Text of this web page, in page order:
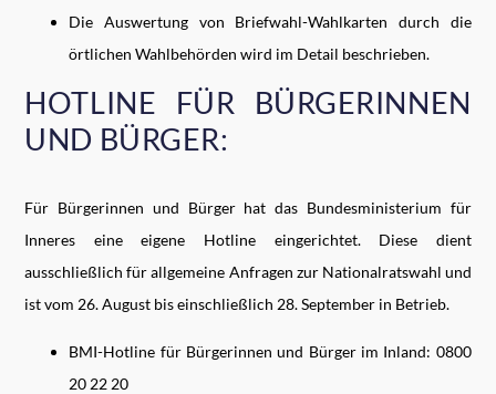
Die Auswertung von Briefwahl-Wahlkarten durch die
örtlichen Wahlbehörden wird im Detail beschrieben.
HOTLINE FÜR BÜRGERINNEN
UND BÜRGER:
Für Bürgerinnen und Bürger hat das Bundesministerium für
Inneres eine eigene Hotline eingerichtet. Diese dient
ausschließlich für allgemeine Anfragen zur Nationalratswahl und
ist vom 26. August bis einschließlich 28. September in Betrieb.
BMI-Hotline für Bürgerinnen und Bürger im Inland: 0800
20 22 20